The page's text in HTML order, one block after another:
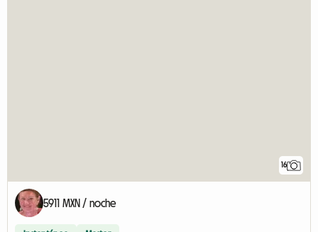
16
5911 MXN / noche